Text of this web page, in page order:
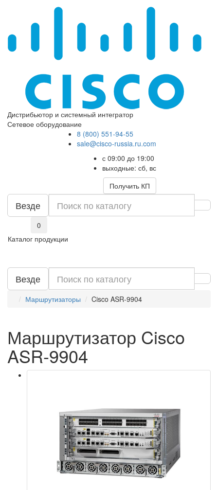
Дистрибьютор и системный интегратор
Сетевое оборудование
8 (800) 551-94-55
sale@cisco-russia.ru.com
с 09:00 до 19:00
выходные: сб, вс
Получить КП
Везде
0
Каталог продукции
Везде
Маршрутизаторы Cisco ASR-9904
Маршрутизатор Cisco
ASR-9904